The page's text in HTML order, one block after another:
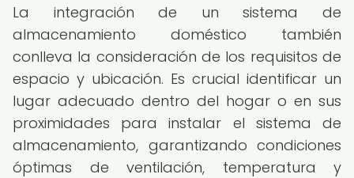
La integración de un sistema de
almacenamiento doméstico también
conlleva la consideración de los requisitos de
espacio y ubicación. Es crucial identificar un
lugar adecuado dentro del hogar o en sus
proximidades para instalar el sistema de
almacenamiento, garantizando condiciones
óptimas de ventilación, temperatura y